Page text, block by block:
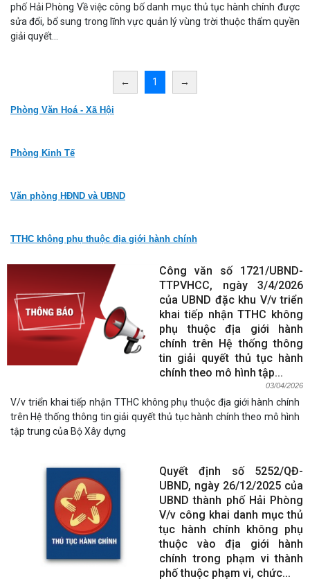
phố Hải Phòng Về việc công bố danh mục thủ tục hành chính được
sửa đổi, bổ sung trong lĩnh vực quản lý vùng trời thuộc thẩm quyền
giải quyết...
← 1 →
Phòng Văn Hoá - Xã Hội
Phòng Kinh Tế
Văn phòng HĐND và UBND
TTHC không phụ thuộc địa giới hành chính
Công văn số 1721/UBND-
TTPVHCC, ngày 3/4/2026
của UBND đặc khu V/v triển
khai tiếp nhận TTHC không
phụ thuộc địa giới hành
chính trên Hệ thống thông
tin giải quyết thủ tục hành
chính theo mô hình tập...
03/04/2026
V/v triển khai tiếp nhận TTHC không phụ thuộc địa giới hành chính
trên Hệ thống thông tin giải quyết thủ tục hành chính theo mô hình
tập trung của Bộ Xây dựng
Quyết định số 5252/QĐ-
UBND, ngày 26/12/2025 của
UBND thành phố Hải Phòng
V/v công khai danh mục thủ
tục hành chính không phụ
thuộc vào địa giới hành
chính trong phạm vi thành
phố thuộc phạm vi, chức...